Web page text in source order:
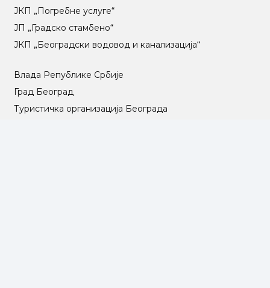
ЈКП „Погребне услуге“
ЈП „Градско стамбено“
ЈКП „Београдски водовод и канализација“
Влада Републике Србије
Град Београд
Туристичка организација Београда